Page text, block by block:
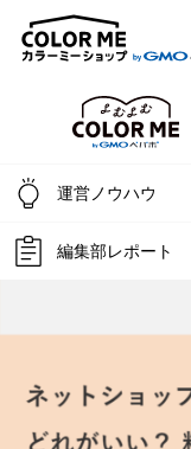
運営ノウハウ
編集部レポート